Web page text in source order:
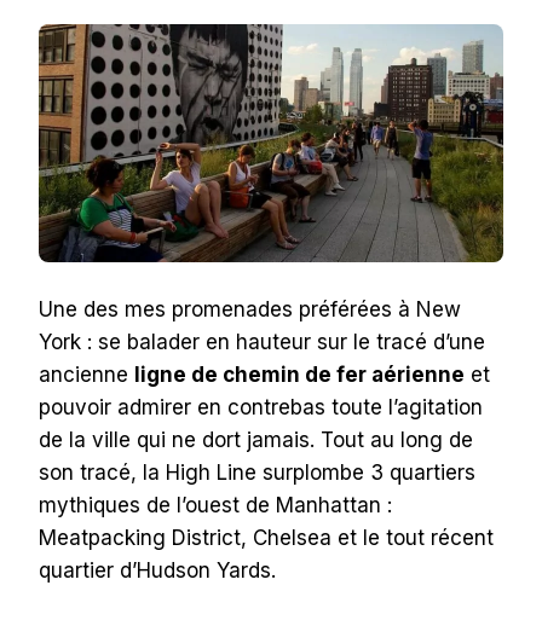
Une des mes promenades préférées à New
York : se balader en hauteur sur le tracé d’une
ancienne ligne de chemin de fer aérienne et
pouvoir admirer en contrebas toute l’agitation
de la ville qui ne dort jamais. Tout au long de
son tracé, la High Line surplombe 3 quartiers
mythiques de l’ouest de Manhattan :
Meatpacking District, Chelsea et le tout récent
quartier d’Hudson Yards.